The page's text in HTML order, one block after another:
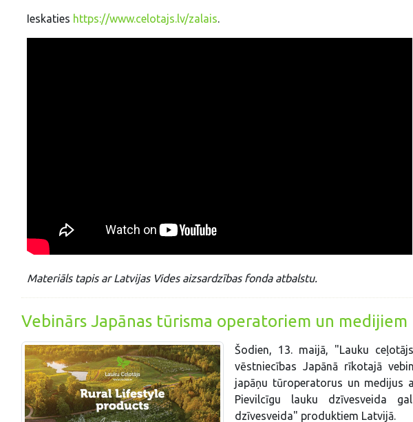
Ieskaties https://www.celotajs.lv/zalais.
Materiāls tapis ar Latvijas Vides aizsardzības fonda atbalstu.
Vebinārs Japānas tūrisma operatoriem un medijiem
Šodien, 13. maijā, "Lauku
vēstniecības Japānā rīkotajā
japāņu tūroperatorus un medijus
Pievilcīgu lauku dzīvesveida
dzīvesveida" produktiem Latvijā.